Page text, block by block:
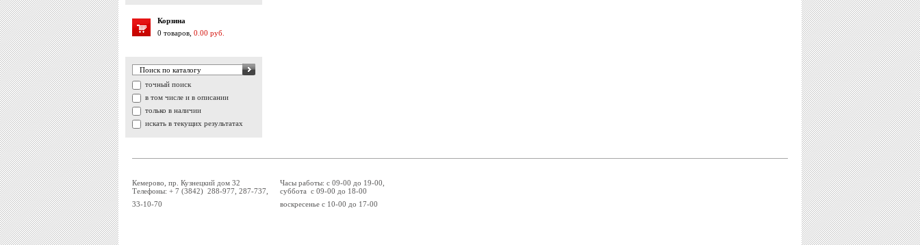
Корзина
0 товаров, 0.00 руб.
точный поиск
в том числе и в описании
только в наличии
искать в текущих результатах
Кемерово, пр. Кузнецкий дом 32
Телефоны: + 7 (3842) 288-977, 287-737,
33-10-70
Часы работы: с 09-00 до 19-00,
суббота с 09-00 до 18-00
воскресенье с 10-00 до 17-00